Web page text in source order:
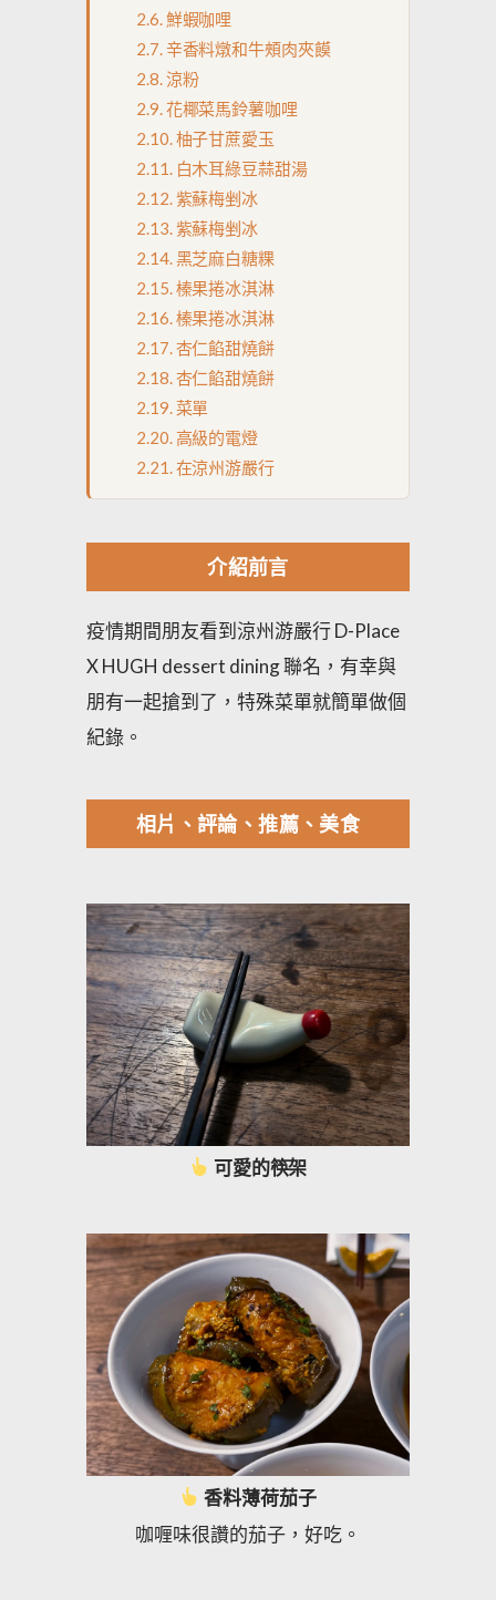
鮮蝦咖哩
辛香料燉和牛頰肉夾饃
涼粉
花椰菜馬鈴薯咖哩
柚子甘蔗愛玉
白木耳綠豆蒜甜湯
紫蘇梅剉冰
紫蘇梅剉冰
黑芝麻白糖粿
榛果捲冰淇淋
榛果捲冰淇淋
杏仁餡甜燒餅
杏仁餡甜燒餅
菜單
高級的電燈
在涼州游嚴行
介紹前言
疫情期間朋友看到涼州游嚴行 D-Place
X HUGH dessert dining 聯名，有幸與
朋有一起搶到了，特殊菜單就簡單做個
紀錄。
相片、評論、推薦、美食
可愛的筷架
香料薄荷茄子
咖喱味很讚的茄子，好吃。